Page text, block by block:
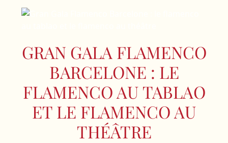
GRAN GALA FLAMENCO
BARCELONE : LE
FLAMENCO AU TABLAO
ET LE FLAMENCO AU
THÉÂTRE